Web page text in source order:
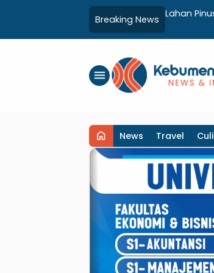
Breaking News
Aparat dan Warga
Luncurkan
menu
home News Travel